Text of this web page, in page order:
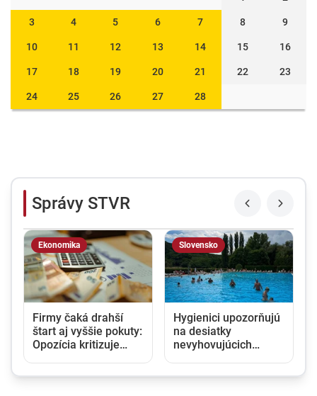
3 4 5 6 7 8 9
10 11 12 13 14 15 16
17 18 19 20 21 22 23
24 25 26 27 28
Správy STVR
Ekonomika
Firmy čaká drahší
štart aj vyššie pokuty:
Opozícia kritizuje
Slovensko
Hygienici upozorňujú
na desiatky
nevyhovujúcich